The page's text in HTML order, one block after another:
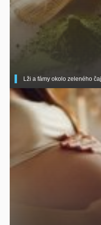
Lži a fámy okolo zeleného